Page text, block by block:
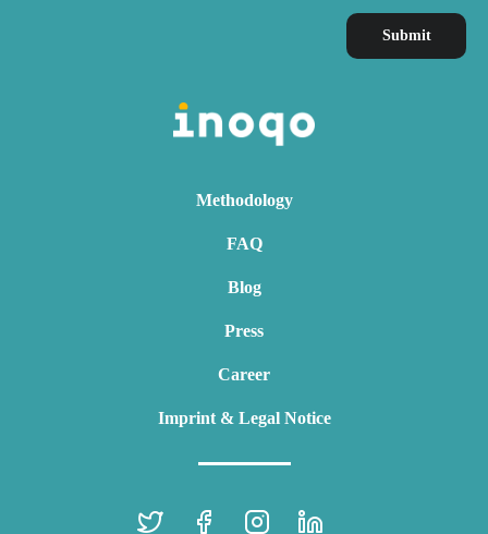
Methodology
FAQ
Blog
Press
Career
Imprint & Legal Notice